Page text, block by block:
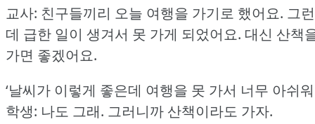
교사: 친구들끼리 오늘 여행을 가기로 했어요. 그런
데 급한 일이 생겨서 못 가게 되었어요. 대신 산책
가면 좋겠어요.
‘날씨가 이렇게 좋은데 여행을 못 가서 너무 아쉬
학생: 나도 그래. 그러니까 산책이라도 가자.